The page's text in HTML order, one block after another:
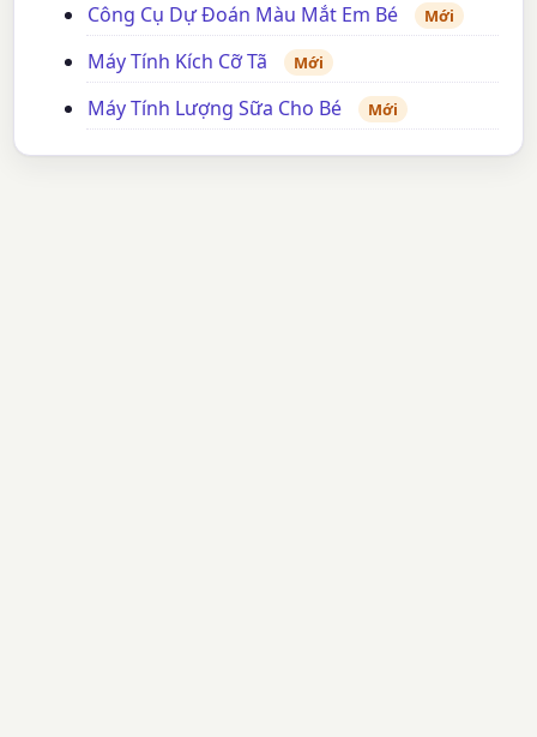
Công Cụ Dự Đoán Màu Mắt Em Bé Mới
Máy Tính Kích Cỡ Tã Mới
Máy Tính Lượng Sữa Cho Bé Mới